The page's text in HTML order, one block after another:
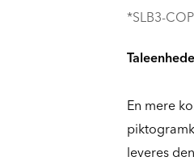
*SLB3-COP
En mere
leveres